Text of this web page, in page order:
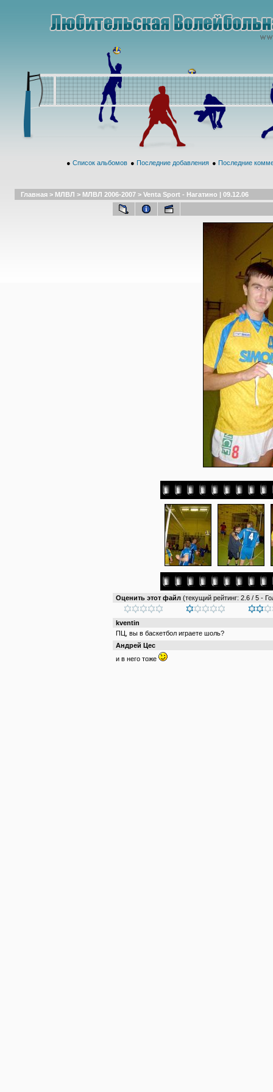
● Список альбомов ● Последние добавления ● Последние
Главная > МЛВЛ > МЛВЛ 2006-2007 > Venta Sport - Нагатино | 09.12.06
Оценить этот файл (текущий рейтинг: 2.6 / 5 -
kventin
ПЦ, вы в баскетбол играете шоль?
Андрей Цес
и в него тоже